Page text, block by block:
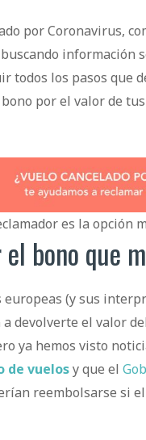
por Coronavirus,
información
todos los pasos que
por el valor de
es la opción
bono que
(y sus
devolverte el valor
ya hemos visto
de vuelosy que el
reembolsarse si